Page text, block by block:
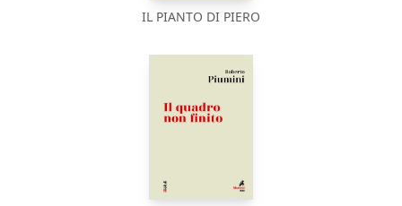
IL PIANTO DI PIERO